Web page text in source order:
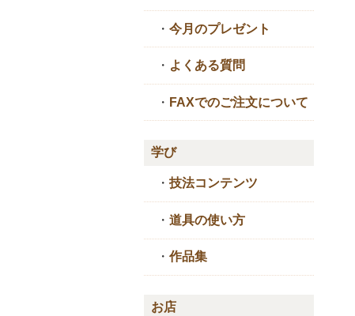
・ 今月のプレゼント
・ よくある質問
・ FAXでのご注文について
学び
・ 技法コンテンツ
・ 道具の使い方
・ 作品集
お店